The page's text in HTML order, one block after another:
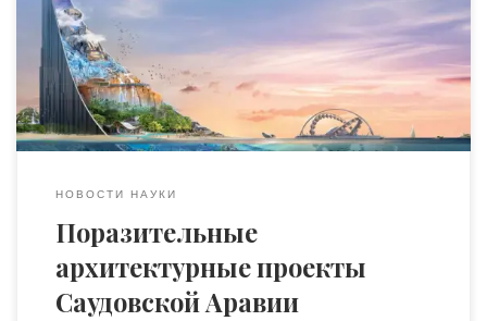
реформ были разработаны несколько стратегий и
программ, связанных с развитием архитектуры и
инфраструктуры, среди таких — инициатива Vision 2030.
Вот ряд новых поражающих воображение
архитектурных […]
НОВОСТИ НАУКИ
Поразительные
архитектурные проекты
Саудовской Аравии